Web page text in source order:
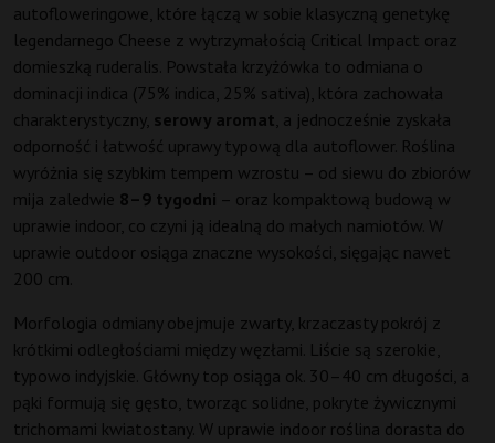
autofloweringowe, które łączą w sobie klasyczną genetykę
legendarnego Cheese z wytrzymałością Critical Impact oraz
domieszką ruderalis. Powstała krzyżówka to odmiana o
dominacji indica (75% indica, 25% sativa), która zachowała
charakterystyczny, serowy aromat , a jednocześnie zyskała
odporność i łatwość uprawy typową dla autoflower. Roślina
wyróżnia się szybkim tempem wzrostu – od siewu do zbiorów
mija zaledwie 8–9 tygodni – oraz kompaktową budową w
uprawie indoor, co czyni ją idealną do małych namiotów. W
uprawie outdoor osiąga znaczne wysokości, sięgając nawet
200 cm.
Morfologia odmiany obejmuje zwarty, krzaczasty pokrój z
krótkimi odległościami między węzłami. Liście są szerokie,
typowo indyjskie. Główny top osiąga ok. 30–40 cm długości, a
pąki formują się gęsto, tworząc solidne, pokryte żywicznymi
trichomami kwiatostany. W uprawie indoor roślina dorasta do